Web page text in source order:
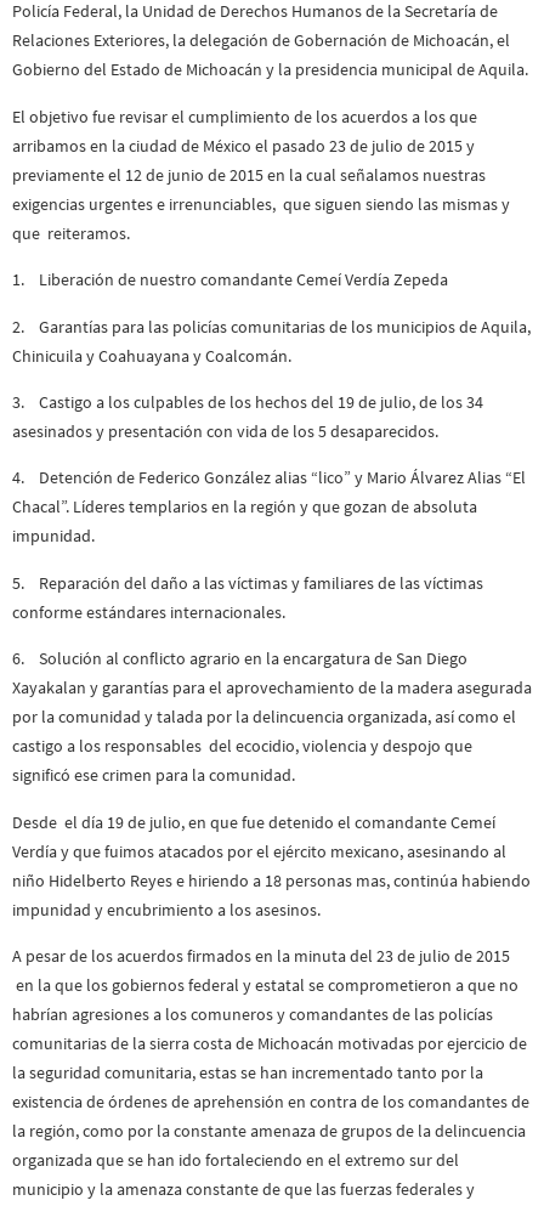
Policía Federal, la Unidad de Derechos Humanos de la Secretaría de
Relaciones Exteriores, la delegación de Gobernación de Michoacán, el
Gobierno del Estado de Michoacán y la presidencia municipal de Aquila.
El objetivo fue revisar el cumplimiento de los acuerdos a los que
arribamos en la ciudad de México el pasado 23 de julio de 2015 y
previamente el 12 de junio de 2015 en la cual señalamos nuestras
exigencias urgentes e irrenunciables, que siguen siendo las mismas y
que reiteramos.
1. Liberación de nuestro comandante Cemeí Verdía Zepeda
2. Garantías para las policías comunitarias de los municipios de Aquila,
Chinicuila y Coahuayana y Coalcomán.
3. Castigo a los culpables de los hechos del 19 de julio, de los 34
asesinados y presentación con vida de los 5 desaparecidos.
4. Detención de Federico González alias “lico” y Mario Álvarez Alias “El
Chacal”. Líderes templarios en la región y que gozan de absoluta
impunidad.
5. Reparación del daño a las víctimas y familiares de las víctimas
conforme estándares internacionales.
6. Solución al conflicto agrario en la encargatura de San Diego
Xayakalan y garantías para el aprovechamiento de la madera asegurada
por la comunidad y talada por la delincuencia organizada, así como el
castigo a los responsables del ecocidio, violencia y despojo que
significó ese crimen para la comunidad.
Desde el día 19 de julio, en que fue detenido el comandante Cemeí
Verdía y que fuimos atacados por el ejército mexicano, asesinando al
niño Hidelberto Reyes e hiriendo a 18 personas mas, continúa habiendo
impunidad y encubrimiento a los asesinos.
A pesar de los acuerdos firmados en la minuta del 23 de julio de 2015
en la que los gobiernos federal y estatal se comprometieron a que no
habrían agresiones a los comuneros y comandantes de las policías
comunitarias de la sierra costa de Michoacán motivadas por ejercicio de
la seguridad comunitaria, estas se han incrementado tanto por la
existencia de órdenes de aprehensión en contra de los comandantes de
la región, como por la constante amenaza de grupos de la delincuencia
organizada que se han ido fortaleciendo en el extremo sur del
municipio y la amenaza constante de que las fuerzas federales y